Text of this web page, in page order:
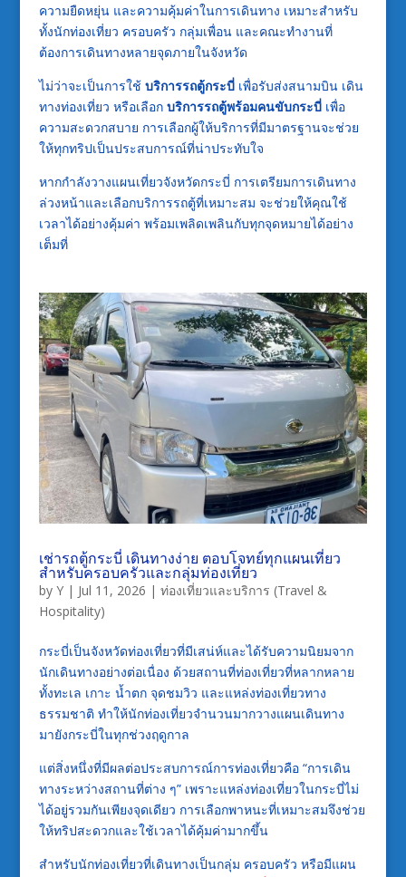
ความยืดหยุ่น และความคุ้มค่าในการเดินทาง เหมาะสำหรับ
ทั้งนักท่องเที่ยว ครอบครัว กลุ่มเพื่อน และคณะทำงานที่
ต้องการเดินทางหลายจุดภายในจังหวัด
ไม่ว่าจะเป็นการใช้ บริการรถตู้กระบี่เพื่อรับส่งสนามบิน เดิน
ทางท่องเที่ยว หรือเลือก บริการรถตู้พร้อมคนขับกระบี่เพื่อ
ความสะดวกสบาย การเลือกผู้ให้บริการที่มีมาตรฐานจะช่วย
ให้ทุกทริปเป็นประสบการณ์ที่น่าประทับใจ
หากกำลังวางแผนเที่ยวจังหวัดกระบี่ การเตรียมการเดินทาง
ล่วงหน้าและเลือกบริการรถตู้ที่เหมาะสม จะช่วยให้คุณใช้
เวลาได้อย่างคุ้มค่า พร้อมเพลิดเพลินกับทุกจุดหมายได้อย่าง
เต็มที่
เช่ารถตู้กระบี่ เดินทางง่าย ตอบโจทย์ทุกแผนเที่ยว
สำหรับครอบครัวและกลุ่มท่องเที่ยว
by Y| Jul 11, 2026 | ท่องเที่ยวและบริการ (Travel &
Hospitality)
กระบี่เป็นจังหวัดท่องเที่ยวที่มีเสน่ห์และได้รับความนิยมจาก
นักเดินทางอย่างต่อเนื่อง ด้วยสถานที่ท่องเที่ยวที่หลากหลาย
ทั้งทะเล เกาะ น้ำตก จุดชมวิว และแหล่งท่องเที่ยวทาง
ธรรมชาติ ทำให้นักท่องเที่ยวจำนวนมากวางแผนเดินทาง
มายังกระบี่ในทุกช่วงฤดูกาล
แต่สิ่งหนึ่งที่มีผลต่อประสบการณ์การท่องเที่ยวคือ “การเดิน
ทางระหว่างสถานที่ต่าง ๆ” เพราะแหล่งท่องเที่ยวในกระบี่ไม่
ได้อยู่รวมกันเพียงจุดเดียว การเลือกพาหนะที่เหมาะสมจึงช่วย
ให้ทริปสะดวกและใช้เวลาได้คุ้มค่ามากขึ้น
สำหรับนักท่องเที่ยวที่เดินทางเป็นกลุ่ม ครอบครัว หรือมีแผน